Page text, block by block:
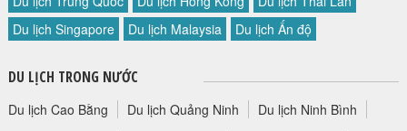
HỘP THƯ GÓP Ý
TUYỂN DỤNG
LIÊN HỆ
Du lịch Singapore
Du lịch Malaysia Du lịch Ấn độ
DU LỊCH TRONG NƯỚC
Du lịch Cao Bằng Du lịch Quảng Ninh
Du lịch Ninh Bình